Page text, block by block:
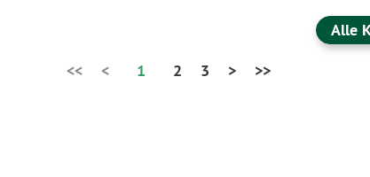
Alle
<<
< 1 2 3 > >>